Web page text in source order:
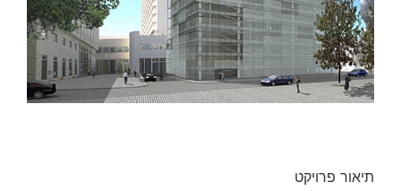
תיאור פרויקט